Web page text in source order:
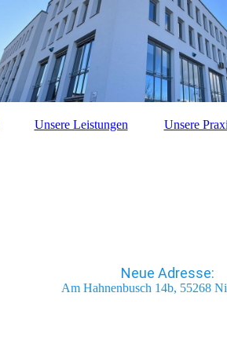
Unsere Leistungen Unsere
Neue Adresse:
Am Hahnenbusch 14b, 55268